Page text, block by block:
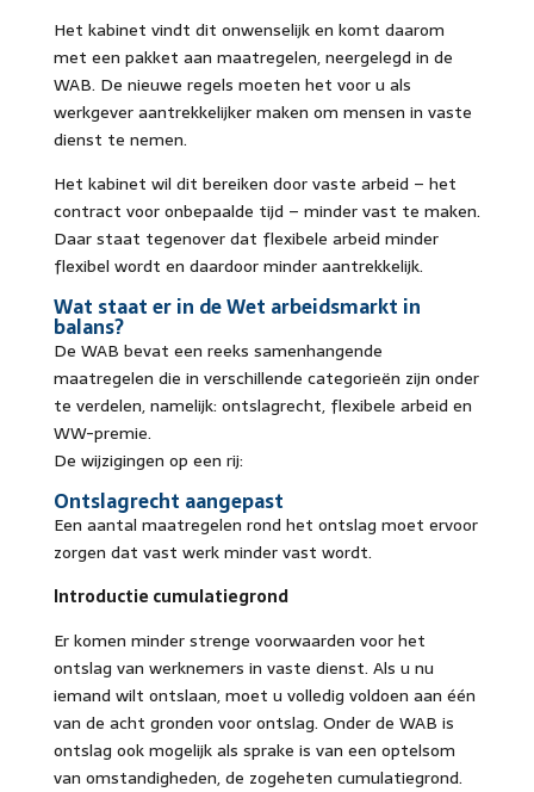
Het kabinet vindt dit onwenselijk en komt daarom
met een pakket aan maatregelen, neergelegd in de
WAB. De nieuwe regels moeten het voor u als
werkgever aantrekkelijker maken om mensen in vaste
dienst te nemen.
Het kabinet wil dit bereiken door vaste arbeid – het
contract voor onbepaalde tijd – minder vast te maken.
Daar staat tegenover dat flexibele arbeid minder
flexibel wordt en daardoor minder aantrekkelijk.
Wat staat er in de Wet arbeidsmarkt in
balans?
De WAB bevat een reeks samenhangende
maatregelen die in verschillende categorieën zijn onder
te verdelen, namelijk: ontslagrecht, flexibele arbeid en
WW-premie.
De wijzigingen op een rij:
Ontslagrecht aangepast
Een aantal maatregelen rond het ontslag moet ervoor
zorgen dat vast werk minder vast wordt.
Introductie cumulatiegrond
Er komen minder strenge voorwaarden voor het
ontslag van werknemers in vaste dienst. Als u nu
iemand wilt ontslaan, moet u volledig voldoen aan één
van de acht gronden voor ontslag. Onder de WAB is
ontslag ook mogelijk als sprake is van een optelsom
van omstandigheden, de zogeheten cumulatiegrond.